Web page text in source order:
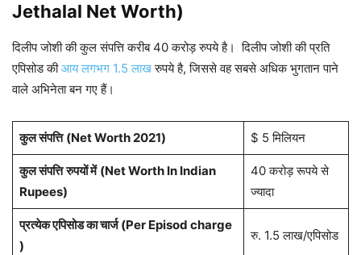
Jethalal Net Worth)
दिलीप जोशी की कुल संपत्ति करीब 40 करोड़ रुपये है। दिलीप जोशी की प्रति
एपिसोड कीआय लगभग 1.5 लाखरुपये है, जिससे वह सबसे अधिक भुगतान पाने
वाले अभिनेता बन गए हैं।
कुल संपत्ति (Net Worth 2021) $ 5 मिलियन
कुल संपत्ति रुपयों में (Net Worth In Indian
Rupees)
40 करोड़ रूपये से
ज्यादा
प्रत्येक एपिसोड का चार्ज (Per Episod charge
)
रु. 1.5 लाख/एपिसोड